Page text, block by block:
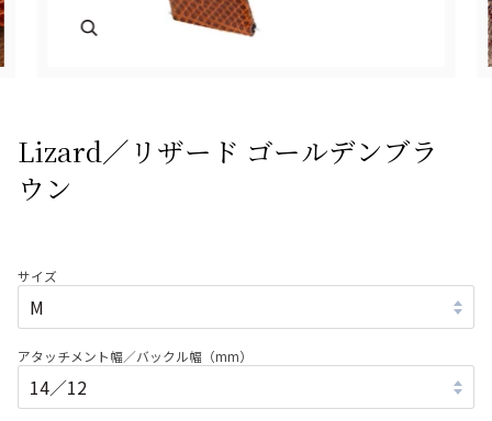
Lizard／リザード ゴールデンブラ
ウン
サイズ
アタッチメント幅／バックル幅（mm）